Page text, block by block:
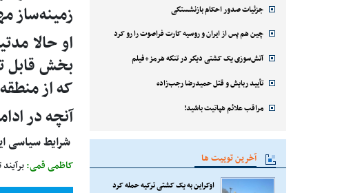
جزئیات صدور احکام بازنشستگی
چین هم پس از ایران و روسیه کارت فراصوت را رو کرد
آتش‌سوزی یک کشتی دیگر در تنگه هرمز+فیلم
تأیید ربایش و قتل حمیدرضا رجب‌زاده
مراقب علائم هپاتیت باشید!
آخرین توییت ها
اوکراین به یک کشتی ترکیه حمله کرد
زمینه‌ساز
او حالا
بخش قابل
که از
آنچه در
شرایط سیاسی
کاظمی قمی: